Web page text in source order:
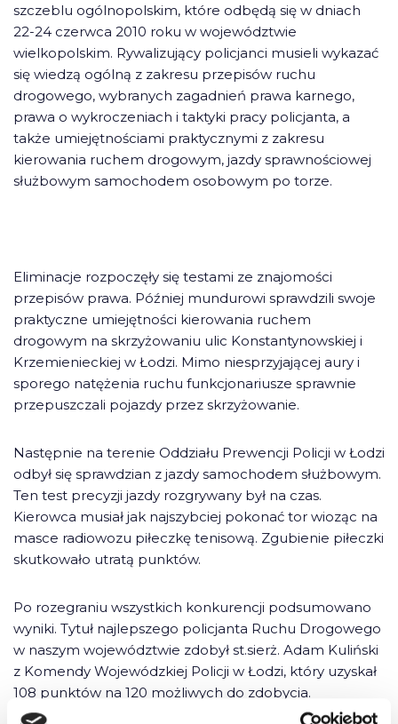
szczeblu ogólnopolskim, które odbędą się w dniach
22-24 czerwca 2010 roku w województwie
wielkopolskim. Rywalizujący policjanci musieli wykazać
się wiedzą ogólną z zakresu przepisów ruchu
drogowego, wybranych zagadnień prawa karnego,
prawa o wykroczeniach i taktyki pracy policjanta, a
także umiejętnościami praktycznymi z zakresu
kierowania ruchem drogowym, jazdy sprawnościowej
służbowym samochodem osobowym po torze.
Eliminacje rozpoczęły się testami ze znajomości
przepisów prawa. Później mundurowi sprawdzili swoje
praktyczne umiejętności kierowania ruchem
drogowym na skrzyżowaniu ulic Konstantynowskiej i
Krzemienieckiej w Łodzi. Mimo niesprzyjającej aury i
sporego natężenia ruchu funkcjonariusze sprawnie
przepuszczali pojazdy przez skrzyżowanie.
Następnie na terenie Oddziału Prewencji Policji w Łodzi
odbył się sprawdzian z jazdy samochodem służbowym.
Ten test precyzji jazdy rozgrywany był na czas.
Kierowca musiał jak najszybciej pokonać tor wioząc na
masce radiowozu piłeczkę tenisową. Zgubienie piłeczki
skutkowało utratą punktów.
Po rozegraniu wszystkich konkurencji podsumowano
wyniki. Tytuł najlepszego policjanta Ruchu Drogowego
w naszym województwie zdobył st.sierż. Adam Kuliński
z Komendy Wojewódzkiej Policji w Łodzi, który uzyskał
108 punktów na 120 możliwych do zdobycia.